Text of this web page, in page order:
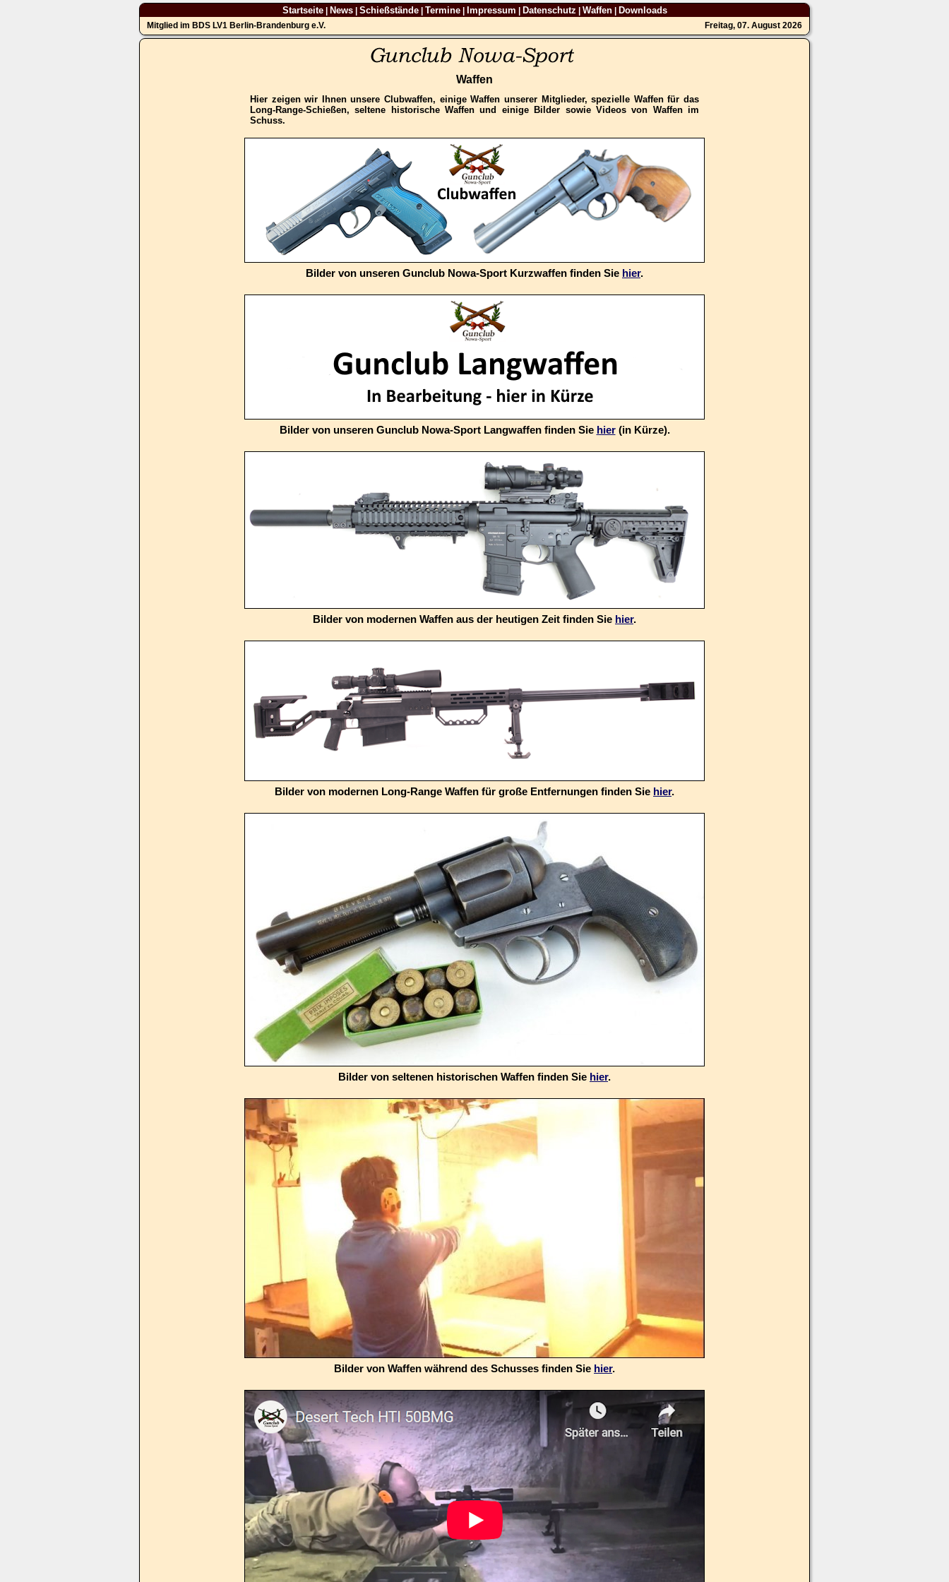
Startseite| News| Schießstände| Termine| Impressum Datenschutz Waffen| Downloads
Mitglied im BDS LV1 Berlin-Brandenburg e.V. Freitag, 07. August 2026
Waffen
Hier zeigen wir Ihnen unsere Clubwaffen, einige Waffen unserer Mitglieder, spezielle Waffen für das
Long-Range-Schießen, seltene historische Waffen und einige Bilder sowie Videos von Waffen im
Schuss.
Bilder von unseren Gunclub Nowa-Sport Kurzwaffen finden Sie hier.
Bilder von unseren Gunclub Nowa-Sport Langwaffen finden Sie hier(in Kürze).
Bilder von modernen Waffen aus der heutigen Zeit finden Sie hier.
Bilder von modernen Long-Range Waffen für große Entfernungen finden Sie hier.
Bilder von seltenen historischen Waffen finden Sie hier.
Bilder von Waffen während des Schusses finden Sie hier.